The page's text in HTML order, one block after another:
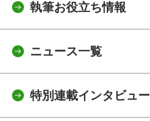
執筆お役立ち情報
ニュース一覧
特別連載インタビュー